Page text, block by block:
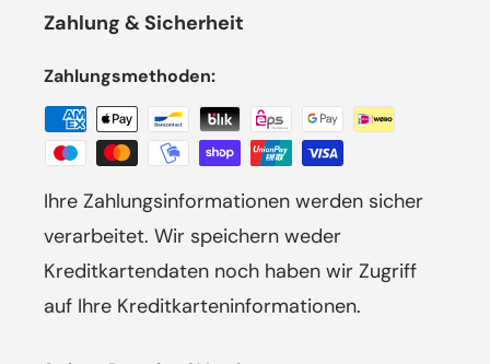
Zahlung & Sicherheit
Zahlungsmethoden:
Ihre Zahlungsinformationen werden sicher
verarbeitet. Wir speichern weder
Kreditkartendaten noch haben wir Zugriff
auf Ihre Kreditkarteninformationen.